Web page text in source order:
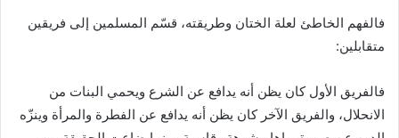
فالفهم الخاطئ لعلة الختان وطريقته، قسّم المسلمين إلى فريقين
متقابلين:
فالفريق الأول كان يظن أنه يدافع عن الشرع ويحمي البنات من
الانحلال، والفريق الآخر كان يظن أنه يدافع عن الفطرة والمرأة وينزّه